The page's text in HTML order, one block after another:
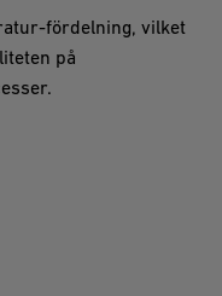
fördelning, vilket
på